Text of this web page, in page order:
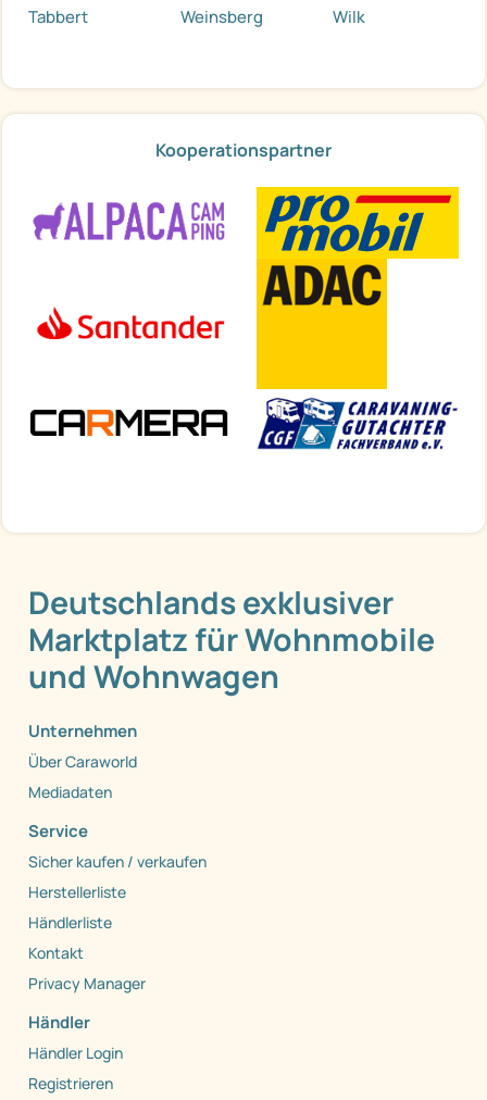
Tabbert
Weinsberg Wilk
Kooperationspartner
Deutschlands exklusiver
Marktplatz für Wohnmobile
und Wohnwagen
Unternehmen
Über Caraworld
Mediadaten
Service
Sicher kaufen / verkaufen
Herstellerliste
Händlerliste
Kontakt
Privacy Manager
Händler
Händler Login
Registrieren